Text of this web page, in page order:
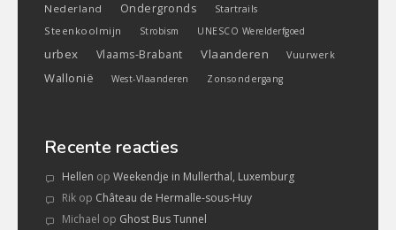
Nederland Ondergronds Startrails
Steenkoolmijn Strobism UNESCO Werelderfgoed
urbex Vlaams-Brabant Vlaanderen Vuurwerk
Wallonië West-Vlaanderen Zonsondergang
Recente reacties
Hellen op Weekendje in Mullerthal, Luxemburg
Rik op Château de Hermalle-sous-Huy
Michael op Ghost Bus Tunnel